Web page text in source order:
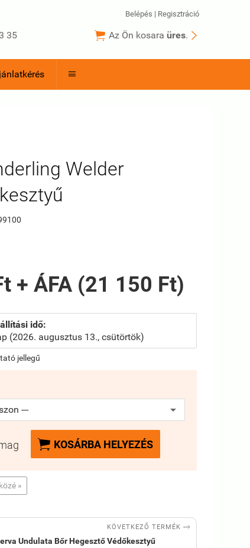
35  Az Ön kosara üres. 
Belépés | Regisztráció

Welder
+ ÁFA (21 150 Ft)
idő:
(2026. augusztus 13., csütörtök)
jellegű
 KOSÁRBA HELYEZÉS
»
KÖVETKEZŐ TERMÉK 
Undulata Bőr Hegesztő Védőkesztyű